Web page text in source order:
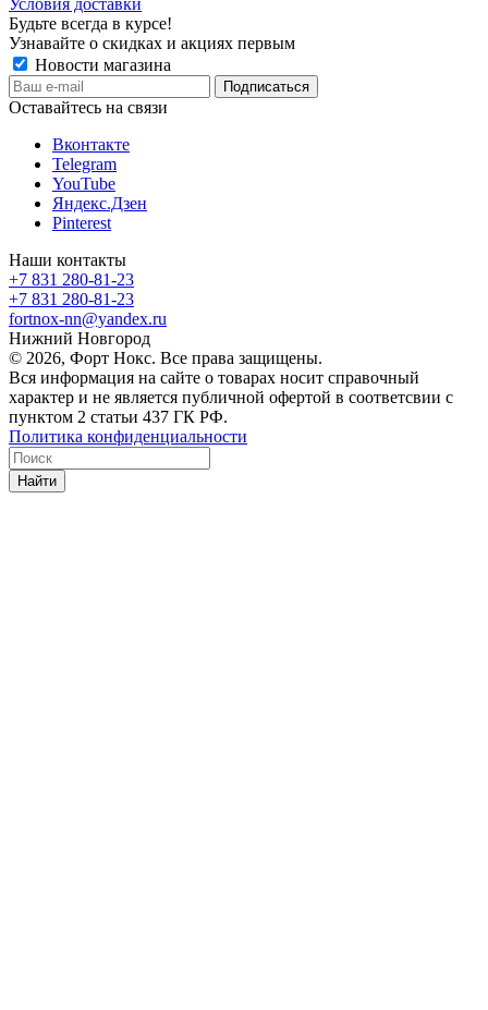
Будьте всегда в курсе!
Узнавайте о скидках и акциях первым
Новости магазина
Оставайтесь на связи
Вконтакте
Telegram
YouTube
Яндекс.Дзен
Pinterest
Наши контакты
+7 831 280-81-23
+7 831 280-81-23
fortnox-nn@yandex.ru
Нижний Новгород
© 2026, Форт Нокс. Все права защищены.
Вся информация на сайте о товарах носит справочный
характер и не является публичной офертой в соответсвии с
пунктом 2 статьи 437 ГК РФ.
Политика конфиденциальности
Найти